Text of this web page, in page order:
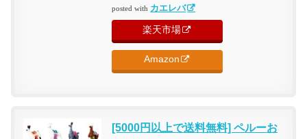
posted with カエレバ
楽天市場
Amazon
[5000円以上で送料無料] ペルーお